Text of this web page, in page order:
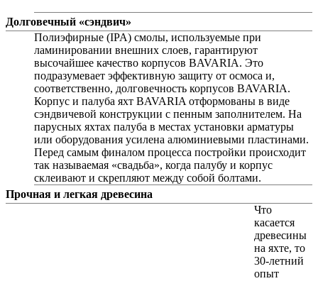
Долговечный «сэндвич»
Полиэфирные (IPA) смолы, используемые при
ламинировании внешних слоев, гарантируют
высочайшее качество корпусов BAVARIA. Это
подразумевает эффективную защиту от осмоса и,
соответственно, долговечность корпусов BAVARIA.
Корпус и палуба яхт BAVARIA отформованы в виде
сэндвичевой конструкции с пенным заполнителем. На
парусных яхтах палуба в местах установки арматуры
или оборудования усилена алюминиевыми пластинами.
Перед самым финалом процесса постройки происходит
так называемая «свадьба», когда палубу и корпус
склеивают и скрепляют между собой болтами.
Прочная и легкая древесина
Что
касается
древесины
на яхте, то
30-летний
опыт